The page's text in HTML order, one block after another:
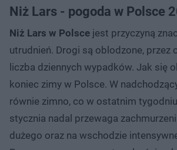
Niż Lars - pogoda w Polsce
Niż Lars w Polsce jest przyczyną
utrudnień. Drogi są oblodzone, przez
liczba dziennych wypadków. Jak się
koniec zimy w Polsce. W
równie zimno, co w ostatnim
stycznia nadal przewaga
dużego oraz na wschodzie